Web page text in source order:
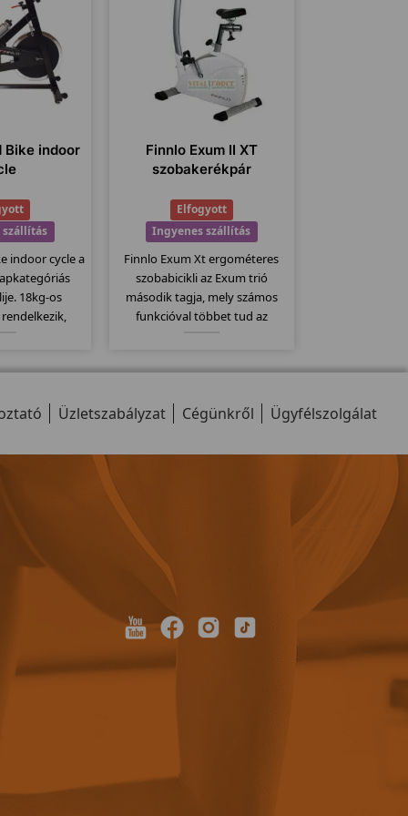
Bike indoor
indoor cycle a
18kg-os
erőltetett
Finnlo Exum II XT
szobakerékpár
Elfogyott
Ingyenes szállítás
Finnlo Exum Xt ergométeres
szobabicikli az Exum trió
második tagja, mely számos
funkcióval többet tud az
ezáltal szintén 150kg-os
Üzletszabályzat Cégünkről Ügyfélszolgálat